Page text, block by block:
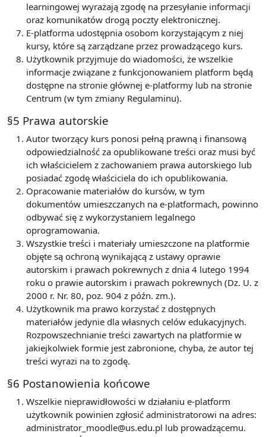
learningowej wyrażają zgodę na przesyłanie informacji
oraz komunikatów drogą poczty elektronicznej.
E-platforma udostępnia osobom korzystającym z niej
kursy, które są zarządzane przez prowadzącego kurs.
Użytkownik przyjmuje do wiadomości, że wszelkie
informacje związane z funkcjonowaniem platform będą
dostępne na stronie głównej e-platformy lub na stronie
Centrum (w tym zmiany Regulaminu).
§5 Prawa autorskie
Autor tworzący kurs ponosi pełną prawną i finansową
odpowiedzialność za opublikowane treści oraz musi być
ich właścicielem z zachowaniem prawa autorskiego lub
posiadać zgodę właściciela do ich opublikowania.
Opracowanie materiałów do kursów, w tym
dokumentów umieszczanych na e-platformach, powinno
odbywać się z wykorzystaniem legalnego
oprogramowania.
Wszystkie treści i materiały umieszczone na platformie
objęte są ochroną wynikającą z ustawy oprawie
autorskim i prawach pokrewnych z dnia 4 lutego 1994
roku o prawie autorskim i prawach pokrewnych (Dz. U. z
2000 r. Nr. 80, poz. 904 z późn. zm.).
Użytkownik ma prawo korzystać z dostępnych
materiałów jedynie dla własnych celów edukacyjnych.
Rozpowszechnianie treści zawartych na platformie w
jakiejkolwiek formie jest zabronione, chyba, że autor tej
treści wyrazi na to zgodę.
§6 Postanowienia końcowe
Wszelkie nieprawidłowości w działaniu e-platform
użytkownik powinien zgłosić administratorowi na adres:
administrator_moodle@us.edu.pl lub prowadzącemu.